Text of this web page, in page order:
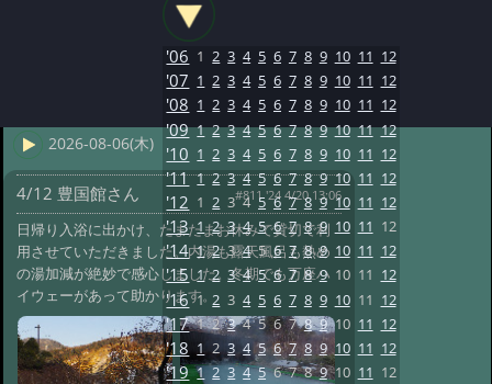
2026-08-06(木)
4/12 豊国館さん #811 '24 4/20 13:06
日帰り入浴に出かけ、たまたまお休みで貸切で利
用させていただきました。内湯も露天風呂も熱め
の湯加減が絶妙で感心しました。冬期でも万座ハ
イウェーがあって助かります。
'06 1 2 3 4 5 6 7 8 9 10 11 12
'07 1 2 3 4 5 6 7 8 9 10 11 12
'08 1 2 3 4 5 6 7 8 9 10 11 12
'09 1 2 3 4 5 6 7 8 9 10 11 12
'10 1 2 3 4 5 6 7 8 9 10 11 12
'11 1 2 3 4 5 6 7 8 9 10 11 12
'12 1 2 3 4 5 6 7 8 9 10 11 12
'13 1 2 3 4 5 6 7 8 9 10 11 12
'14 1 2 3 4 5 6 7 8 9 10 11 12
'15 1 2 3 4 5 6 7 8 9 10 11 12
'16 1 2 3 4 5 6 7 8 9 10 11 12
'17 1 2 3 4 5 6 7 8 9 10 11 12
'18 1 2 3 4 5 6 7 8 9 10 11 12
'19 1 2 3 4 5 6 7 8 9 10 11 12